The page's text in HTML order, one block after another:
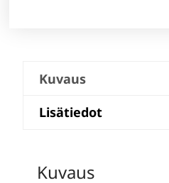
Kuvaus
Lisätiedot
Kuvaus